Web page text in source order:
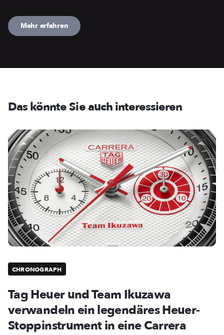
Mehr erfahren
Das könnte Sie auch interessieren
CHRONOGRAPH
Tag Heuer und Team Ikuzawa
verwandeln ein legendäres Heuer-
Stoppinstrument in eine Carrera